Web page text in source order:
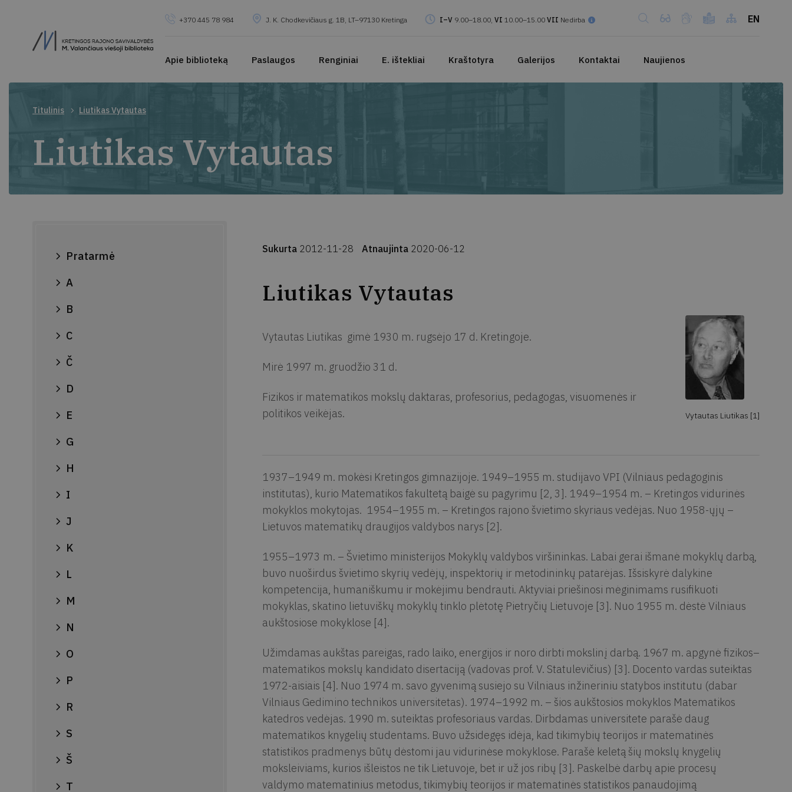
+370 445 78 984 J. K. Chodkevičiaus g. 1B, LT–97130 Kretinga I–V 9.00–18.00, VI 10.00–15.00 VII Nedirba EN
Apie biblioteką Paslaugos Renginiai E. ištekliai Kraštotyra Galerijos Kontaktai Naujienos
Titulinis Liutikas Vytautas
Liutikas Vytautas
Pratarmė
A
B
C
Č
D
E
G
H
I
J
K
L
M
N
O
P
R
S
Š
T
Sukurta 2012-11-28 Atnaujinta 2020-06-12
Liutikas Vytautas
Vytautas Liutikas [1]
Vytautas Liutikas gimė 1930 m. rugsėjo 17 d. Kretingoje.
Mirė 1997 m. gruodžio 31 d.
Fizikos ir matematikos mokslų daktaras, profesorius, pedagogas, visuomenės ir
politikos veikėjas.
1937–1949 m. mokėsi Kretingos gimnazijoje. 1949–1955 m. studijavo VPI (Vilniaus pedagoginis
institutas), kurio Matematikos fakultetą baigė su pagyrimu [2, 3]. 1949–1954 m. – Kretingos vidurinės
mokyklos mokytojas. 1954–1955 m. – Kretingos rajono švietimo skyriaus vedėjas. Nuo 1958-ųjų –
Lietuvos matematikų draugijos valdybos narys [2].
1955–1973 m. – Švietimo ministerijos Mokyklų valdybos viršininkas. Labai gerai išmanė mokyklų darbą,
buvo nuoširdus švietimo skyrių vedėjų, inspektorių ir metodininkų patarėjas. Išsiskyrė dalykine
kompetencija, humaniškumu ir mokėjimu bendrauti. Aktyviai priešinosi mėginimams rusifikuoti
mokyklas, skatino lietuviškų mokyklų tinklo plėtotę Pietryčių Lietuvoje [3]. Nuo 1955 m. dėstė Vilniaus
aukštosiose mokyklose [4].
Užimdamas aukštas pareigas, rado laiko, energijos ir noro dirbti mokslinį darbą. 1967 m. apgynė fizikos–
matematikos mokslų kandidato disertaciją (vadovas prof. V. Statulevičius) [3]. Docento vardas suteiktas
1972-aisiais [4]. Nuo 1974 m. savo gyvenimą susiejo su Vilniaus inžineriniu statybos institutu (dabar
Vilniaus Gedimino technikos universitetas). 1974–1992 m. – šios aukštosios mokyklos Matematikos
katedros vedėjas. 1990 m. suteiktas profesoriaus vardas. Dirbdamas universitete parašė daug
matematikos knygelių studentams. Buvo užsidegęs idėja, kad tikimybių teorijos ir matematinės
statistikos pradmenys būtų dėstomi jau vidurinėse mokyklose. Parašė keletą šių mokslų knygelių
moksleiviams, kurios išleistos ne tik Lietuvoje, bet ir už jos ribų [3]. Paskelbė darbų apie procesų
valdymo matematinius metodus, tikimybių teorijos ir matematinės statistikos panaudojimą